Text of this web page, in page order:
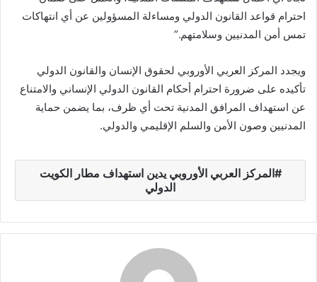
احترام قواعد القانون الدولي ومساءلة المسؤولين عن أي انتهاكات
تمس أمن المدنيين وسلامتهم.”
ويجدد المركز العربي الأوروبي لحقوق الإنسان والقانون الدولي
تأكيده على ضرورة احترام أحكام القانون الدولي الإنساني والامتناع
عن استهداف المرافق المدنية تحت أي ظرف، بما يضمن حماية
المدنيين وصون الأمن والسلم الإقليمي والدولي.
المركز العربي الأوروبي يدين استهداف مطار الكويت
الدولي